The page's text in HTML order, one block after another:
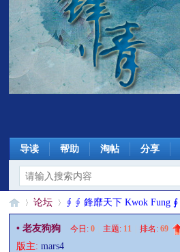
导读 帮助 淘帖 分享
论坛 ∮ ∮ 鋒靡天下 Kwok Fung ∮
• 老友狗狗 今日:0 主题: 11 排名:69
版主:mars4